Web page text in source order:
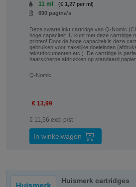
11 ml
(€ 1,27 per ml)
690 pagina's
Deze zwarte inkt cartridge van Q-Nomic
hoge capaciteit. U kunt met deze cartridge
printen! Door de hoge capaciteit is deze
gebruiken voor zakelijke doeleinden
tekstdocumenten etc.). De cartridge is
haarscherpe afdrukken op standaard papier.
Q-Nomic
€ 13,99
€ 11,56 excl p/st
In winkelwagen
Huismerk cartridges